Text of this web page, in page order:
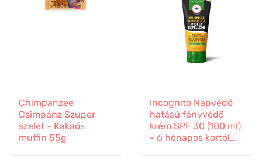
Chimpanzee
Csimpánz Szuper
szelet - Kakaós
muffin 55g
Incognito Napvédő
hatású fényvédő
krém SPF 30 (100 ml)
- 6 hónapos kortól